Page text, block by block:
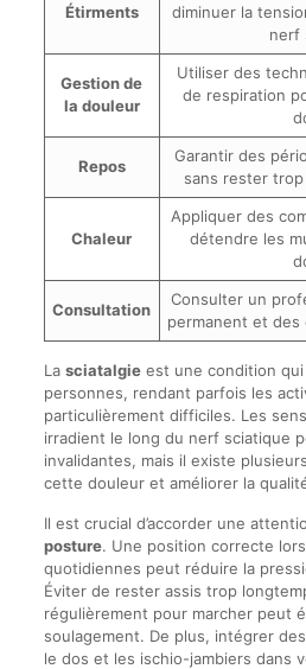
Étirments
diminuer la
nerf
Gestion de
la douleur
Utiliser des
de respiration
Repos
Garantir des
sans rester
Chaleur
Appliquer des
détendre les
Consultation
Consulter un
permanent et des
La sciatalgieest une condition
personnes, rendant parfois les
particulièrement difficiles. Les
irradient le long du nerf sciatique
invalidantes, mais il existe
cette douleur et améliorer la
Il est crucial d’accorder une
posture. Une position correcte
quotidiennes peut réduire la
Éviter de rester assis trop
régulièrement pour marcher peut
soulagement. De plus, intégrer des
le dos et les ischio-jambiers dans